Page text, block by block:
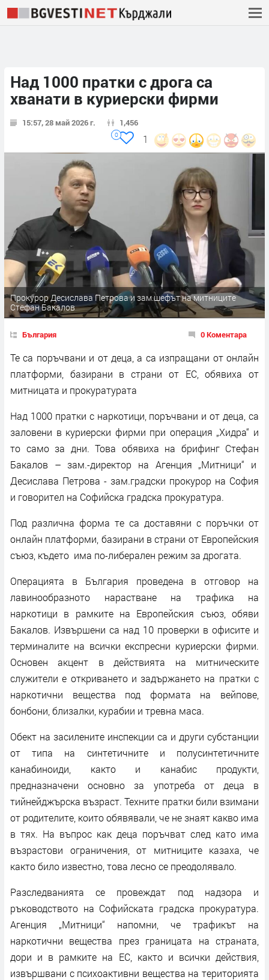
Над 1000 пратки с дрога са
хванати в куриерски фирми
15:57, 28 май 2026 г. 1,456
1
0
Прокурор Десислава Петрова и зам.шефът на митниците
Стефан Бакалов
България 0 Коментара
Те са поръчвани и от деца, а са изпращани от онлайн
платформи, базирани в страни от ЕС, обявиха от
митницата и прокуратурата
Над 1000 пратки с наркотици, поръчвани и от деца, са
заловени в куриерски фирми при операция „Хидра“ и
то само за дни. Това обявиха на брифинг Стефан
Бакалов – зам.-директор на Агенция „Митници“ и
Десислава Петрова - зам.градски прокурор на София
и говорител на Софийска градска прокуратура.
Под различна форма те са доставяни с поръчки от
онлайн платформи, базирани в страни от Европейския
съюз, където има по-либерален режим за дрогата.
Операцията в България проведена в отговор на
лавинообразното нарастване на трафика на
наркотици в рамките на Европейския съюз, обяви
Бакалов. Извършени са над 10 проверки в офисите и
терминалите на всички експресни куриерски фирми.
Основен акцент в действията на митническите
служители е откриването и задържането на пратки с
наркотични вещества под формата на вейпове,
бонбони, близалки, курабии и тревна маса.
Обект на засилените инспекции са и други субстанции
от типа на синтетичните и полусинтетичните
канабиноиди, както и канабис продукти,
предназначени основно за употреба от деца в
тийнейджърска възраст. Техните пратки били взимани
от родителите, които обявявали, че не знаят какво има
в тях. На въпрос как деца поръчват след като има
възрастови ограничения, от митниците казаха, че
както било известно, това лесно се преодолявало.
Разследванията се провеждат под надзора и
ръководството на Софийската градска прокуратура.
Агенция „Митници“ напомни, че трафикът на
наркотични вещества през границата на страната,
дори и в рамките на ЕС, както и всички действия,
извършвани с психоактивни вещества на територията